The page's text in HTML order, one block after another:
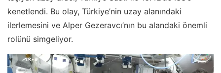
kenetlendi. Bu olay, Türkiye’nin uzay alanındaki
ilerlemesini ve Alper Gezeravcı’nın bu alandaki önemli
rolünü simgeliyor.